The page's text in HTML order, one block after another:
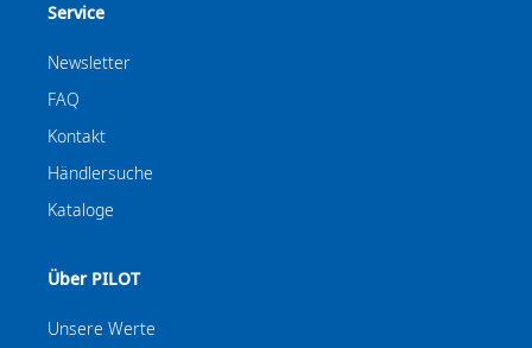
Service
Newsletter
FAQ
Kontakt
Händlersuche
Kataloge
Über PILOT
Unsere Werte